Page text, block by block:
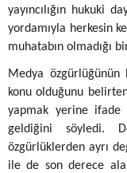
yayıncılığın hukuki
yordamıyla herkesin
muhatabın olmadığı
Medya
konu olduğunu
yapmak yerine
geldiğini söyledi.
özgürlüklerden ayrı
ile de son derece